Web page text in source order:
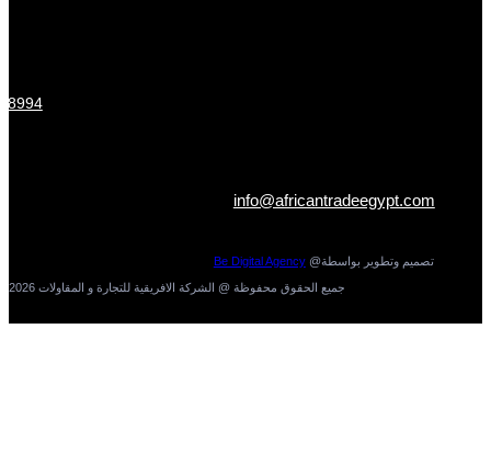
info@africantradeegypt.com
تصميم وتطوير بواسطة@Be Digital Agency
جميع الحقوق محفوظة @ الشركة الافريقية للتجارة و المقاولات 2026